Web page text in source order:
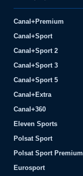
Canal+Premium
Canal+Sport
Canal+Sport 2
Canal+Sport 3
Canal+Sport 5
Canal+Extra
Canal+360
Eleven Sports
Polsat Sport
Polsat Sport Premium
Eurosport